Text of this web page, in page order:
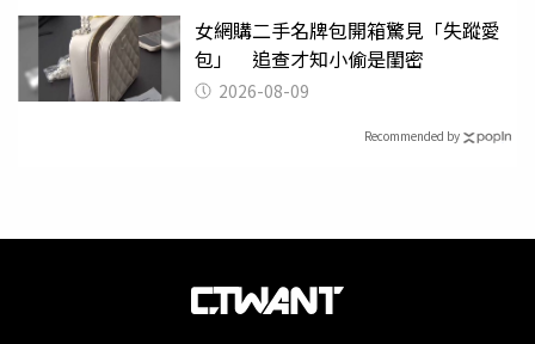
女網購二手名牌包開箱驚見「失蹤愛
包」 追查才知小偷是閨密
2026-08-09
Recommended by